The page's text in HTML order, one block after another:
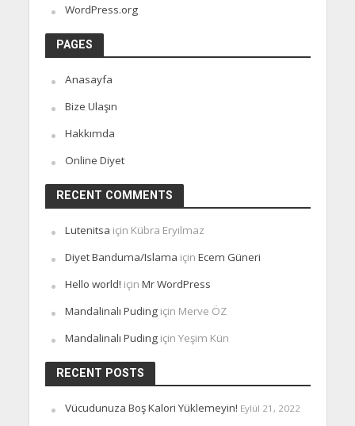
WordPress.org
PAGES
Anasayfa
Bize Ulaşın
Hakkımda
Online Diyet
RECENT COMMENTS
Lutenitsa için Kübra Eryılmaz
Diyet Banduma/Islama için Ecem Güneri
Hello world! için Mr WordPress
Mandalinalı Pudingiçin Merve ÖZ
Mandalinalı Pudingiçin Yeşim Kün
RECENT POSTS
Vücudunuza Boş Kalori Yüklemeyin! Eylül 21, 2022